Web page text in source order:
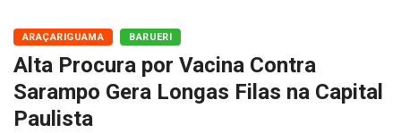
ARAÇARIGUAMA BARUERI
Alta Procura por Vacina Contra
Sarampo Gera Longas Filas na Capital
Paulista